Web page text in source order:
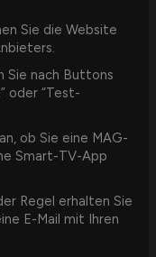
Sie die Website
Sie nach Buttons
oder “Test-
ob Sie eine MAG-
Smart-TV-App
Regel erhalten Sie
E-Mail mit Ihren